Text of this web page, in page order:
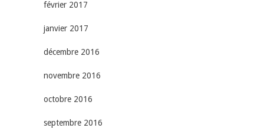
février 2017
janvier 2017
décembre 2016
novembre 2016
octobre 2016
septembre 2016